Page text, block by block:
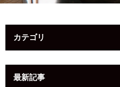
カテゴリ
最新記事